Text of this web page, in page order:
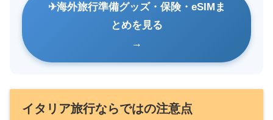
海外旅行準備グッズ・保険・eSIMま
とめを見る
イタリア旅行ならではの注意点